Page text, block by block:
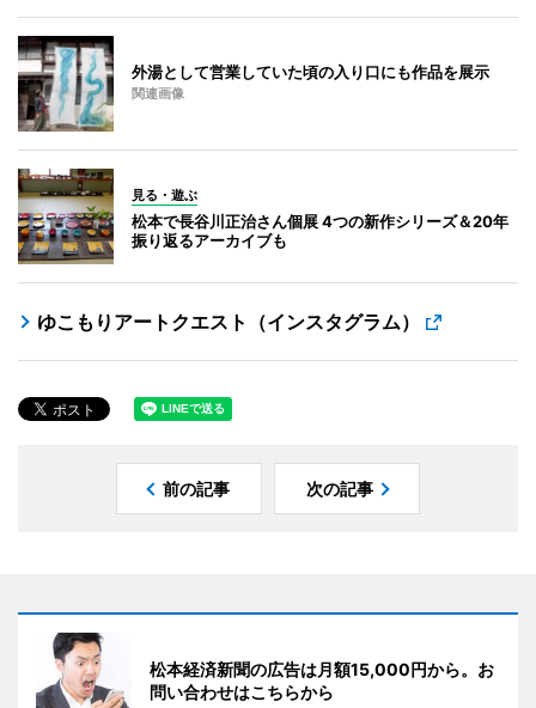
外湯として営業していた頃の入り口にも作品を展示
関連画像
見る・遊ぶ
松本で長谷川正治さん個展 4つの新作シリーズ＆20年
振り返るアーカイブも
ゆこもりアートクエスト（インスタグラム）
前の記事 次の記事
松本経済新聞の広告は月額15,000円から。お
問い合わせはこちらから